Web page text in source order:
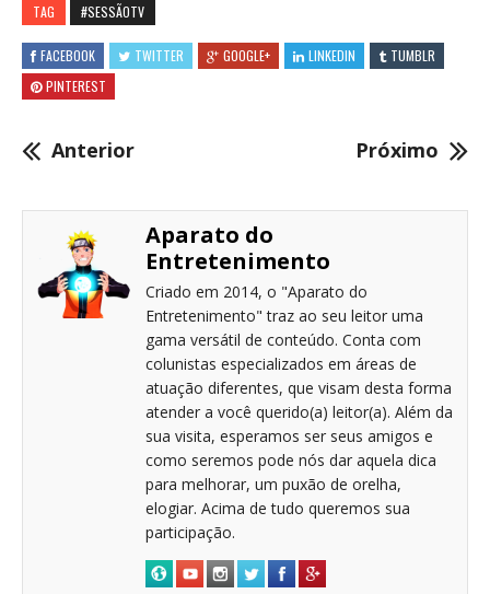
TAG #SESSÃOTV
FACEBOOK TWITTER GOOGLE+ LINKEDIN
TUMBLR
PINTEREST
Anterior Próximo
Aparato do
Entretenimento
Criado em 2014, o "Aparato do
Entretenimento" traz ao seu leitor uma
gama versátil de conteúdo. Conta com
colunistas especializados em áreas de
atuação diferentes, que visam desta forma
atender a você querido(a) leitor(a). Além da
sua visita, esperamos ser seus amigos e
como seremos pode nós dar aquela dica
para melhorar, um puxão de orelha,
elogiar. Acima de tudo queremos sua
participação.